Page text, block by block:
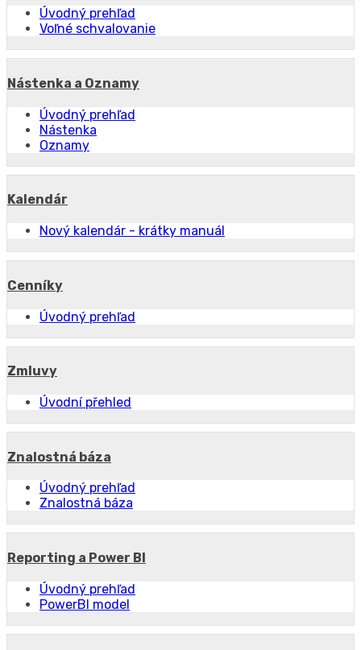
Úvodný prehľad
Voľné schvalovanie
Nástenka a Oznamy
Úvodný prehľad
Nástenka
Oznamy
Kalendár
Nový kalendár - krátky manuál
Cenníky
Úvodný prehľad
Zmluvy
Úvodní přehled
Znalostná báza
Úvodný prehľad
Znalostná báza
Reporting a Power BI
Úvodný prehľad
PowerBI model